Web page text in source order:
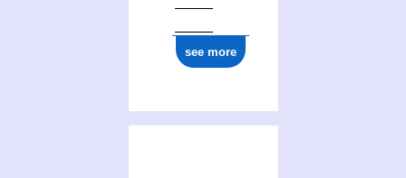
see more